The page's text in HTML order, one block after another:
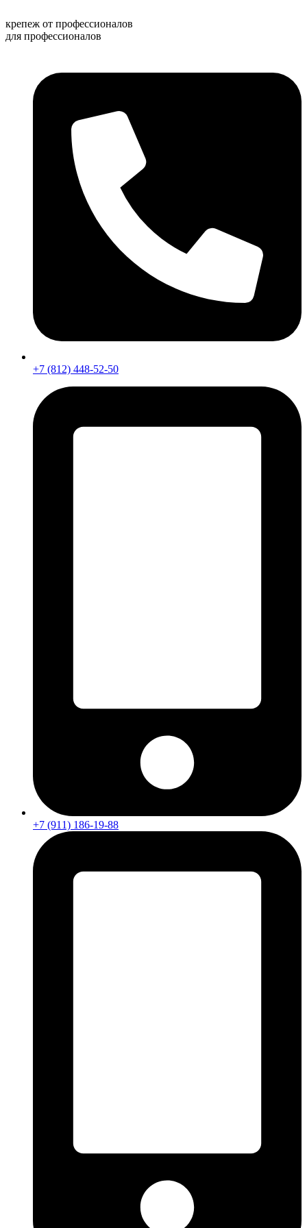
к
содержимому
крепеж от профессионалов
для профессионалов
+7 (812) 448-52-50
+7 (911) 186-19-88